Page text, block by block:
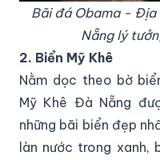
Bãi đá Obama - Địa
Nẵng lý
2. Biển Mỹ Khê
Nằm dọc theo bờ
Mỹ Khê Đà Nẵng
những bãi biển đẹp
làn nước trong xanh,